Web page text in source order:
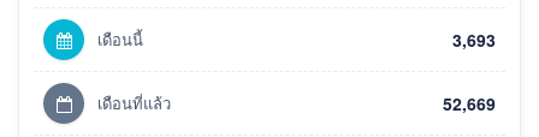
เดือนนี้ 3,693
เดือนที่แล้ว 52,669